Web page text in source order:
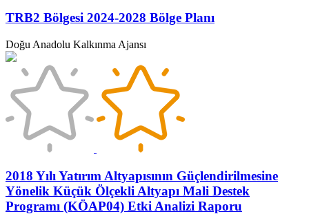
TRB2 Bölgesi 2024-2028 Bölge Planı
Doğu Anadolu Kalkınma Ajansı
2018 Yılı Yatırım Altyapısının Güçlendirilmesine
Yönelik Küçük Ölçekli Altyapı Mali Destek
Programı (KÖAP04) Etki Analizi Raporu